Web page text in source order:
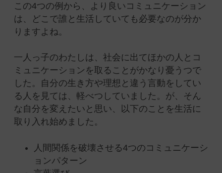
この4つの例から、より良いコミュニケーション
は、どこで誰と生活していても必要なのが分か
りますよね。
一人っ子のわたしは、社会に出てほかの人とコ
ミュニケーションを取ることがかなり憂うつで
した。自分の生き方や理想と違う 言動をしてい
る人を見ては、軽べつしていました。が、そん
な自分を変えたいと思い、
以下のことを生活に
取り入れ始めました。
人間関係を破壊させる4つのコミュニケーシ
ョンパターン